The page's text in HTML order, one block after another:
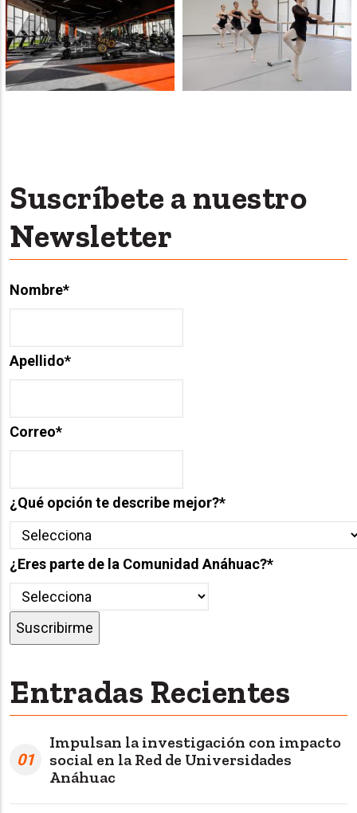
Suscríbete a nuestro
Newsletter
Nombre*
Apellido*
Correo*
¿Qué opción te describe mejor?*
¿Eres parte de la Comunidad Anáhuac?*
Entradas Recientes
01
Impulsan la investigación con impacto
social en la Red de Universidades
Anáhuac